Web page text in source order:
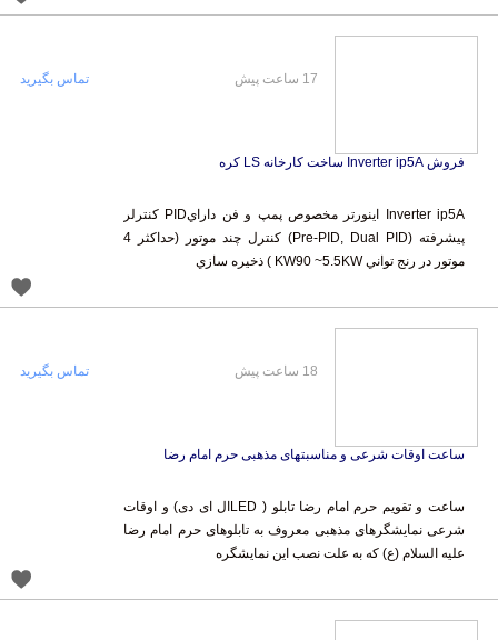
فروش Inverter ip5A ساخت کارخانه LS کره
Inverter ip5A اينورتر مخصوص پمپ و فن دارايPID کنترلر
پيشرفته (Pre-PID, Dual PID) کنترل چند موتور (حداکثر 4
موتور در رنج تواني KW90 ~5.5KW ) ذخيره سازي
17 ساعت پیش تماس بگیرید
ساعت اوقات شرعی و مناسبتهای مذهبی حرم امام رضا
ساعت و تقویم حرم امام رضا تابلو ( LEDال ای دی) و اوقات
شرعی نمایشگرهای مذهبی معروف به تابلوهای حرم امام رضا
علیه السلام (ع) که به علت نصب این نمایشگره
18 ساعت پیش تماس بگیرید